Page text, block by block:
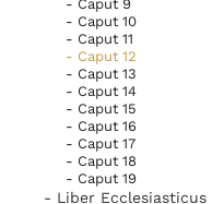
- Caput 9
- Caput 10
- Caput 11
- Caput 12
- Caput 13
- Caput 14
- Caput 15
- Caput 16
- Caput 17
- Caput 18
- Caput 19
- Liber Ecclesiasticus
iniquorum
Non enim est
de omnibus, ut
iudicasti.
Neque rex neque
resistere poterit